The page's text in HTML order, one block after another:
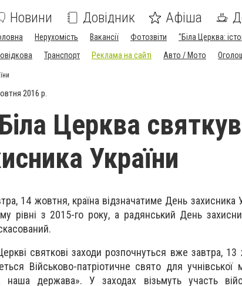
Новини Довідник Афіша
Нерухомість Вакансії Фотозвіти "Біла Церква:
Транспорт Реклама на сайті Авто / Мото
2016 р.
Церква
України
14 жовтня, країна відзначатиме День захисника
рівні з 2015-го року, а радянський День
святкові заходи розпочнуться вже завтра,
Військово-патріотичне свято для
наша держава». У заходах візьмуть участь